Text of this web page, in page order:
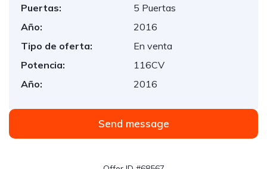
Puertas:
5 Puertas
Año:
2016
Tipo de oferta:
En venta
Potencia:
116CV
Año:
2016
Send message